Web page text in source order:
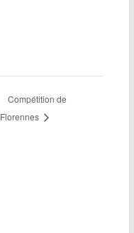
Compétition de
Florennes